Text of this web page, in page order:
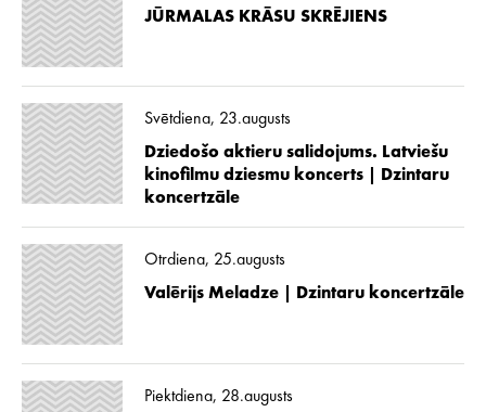
JŪRMALAS KRĀSU SKRĒJIENS
Svētdiena, 23.augusts
Dziedošo aktieru salidojums. Latviešu
kinofilmu dziesmu koncerts | Dzintaru
koncertzāle
Otrdiena, 25.augusts
Valērijs Meladze | Dzintaru koncertzāle
Piektdiena, 28.augusts